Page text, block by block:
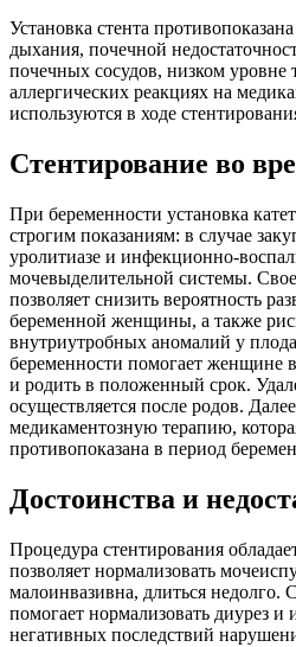
Установка стента
дыхания, почечной
почечных сосудов, низком уровне
аллергических реакциях на
используются в ходе
Стентирование во
При беременности установка
строгим показаниям: в случае
уролитиазе и инфекционно-
мочевыделительной системы.
позволяет снизить вероятность
беременной женщины, а также
внутриутробных аномалий у
беременности помогает женщине
и родить в положенный срок.
осуществляется после родов.
медикаментозную терапию,
противопоказана в период
Достоинства и
Процедура стентирования
позволяет нормализовать
малоинвазивна, длиться недолго.
помогает нормализовать диурез и
негативных последствий